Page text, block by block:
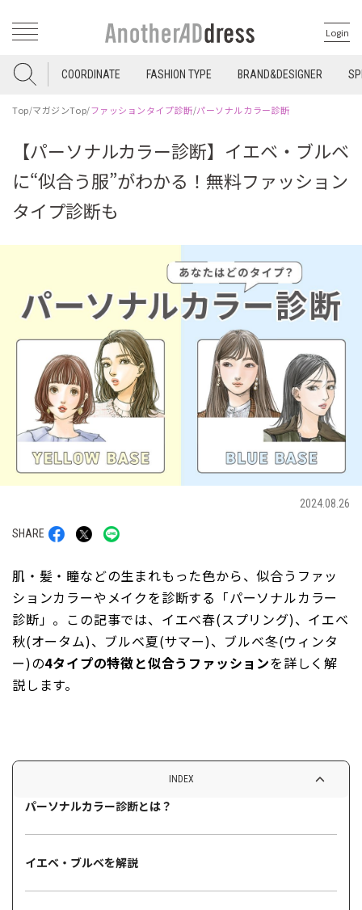
Login
COORDINATE FASHION TYPE BRAND&DESIGNER
Top/マガジンTop/ファッションタイプ診断/パーソナルカラー診断
【パーソナルカラー診断】イエベ・ブルベ
に“似合う服”がわかる！無料ファッション
タイプ診断も
2024.08.26
SHARE
肌・髪・瞳などの生まれもった色から、似合うファッ
ションカラーやメイクを診断する「パーソナルカラー
診断」。この記事では、イエベ春(スプリング)、イエベ
秋(オータム)、ブルベ夏(サマー)、ブルベ冬(ウィンタ
ー)の4タイプの特徴と似合うファッションを詳しく解
説します。
INDEX
パーソナルカラー診断とは？
イエベ・ブルベを解説